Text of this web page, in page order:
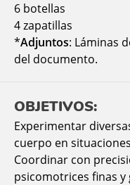
6 botellas
4 zapatillas
*Adjuntos: Láminas
del documento.
OBJETIVOS:
Experimentar
cuerpo en
Coordinar con
psicomotrices finas y